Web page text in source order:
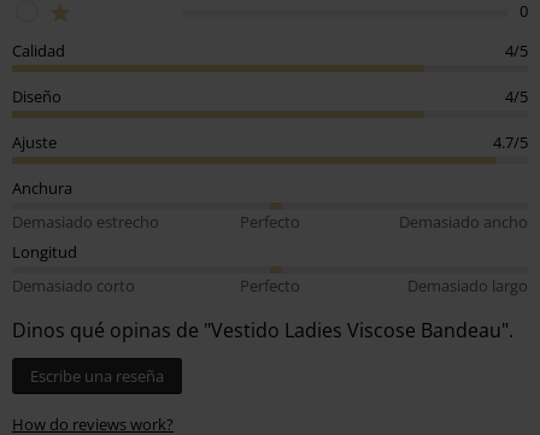
0
Calidad
4/5
Diseño 4/5
Ajuste 4.7/5
Anchura
Demasiado estrecho
Perfecto
Demasiado ancho
Longitud
Demasiado corto
Perfecto Demasiado largo
Dinos qué opinas de "Vestido Ladies Viscose Bandeau".
Escribe una reseña
How do reviews work?